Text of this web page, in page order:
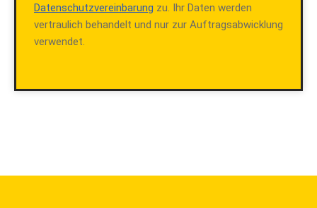
Datenschutzvereinbarung zu. Ihr Daten werden
vertraulich behandelt und nur zur Auftragsabwicklung
verwendet.